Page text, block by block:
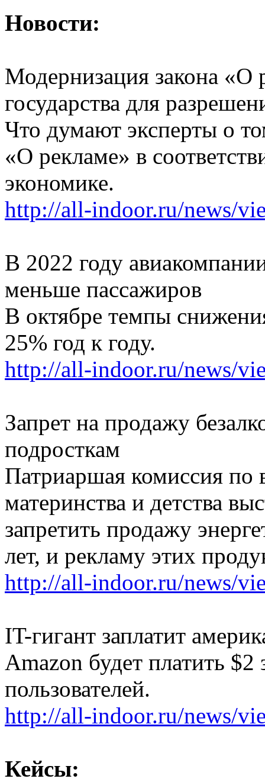
Новости:
Модернизация закона «О
государства для
Что думают эксперты о
«О рекламе» в
экономике.
http://all-indoor.ru/news/
В 2022 году
меньше пассажиров
В октябре темпы
25% год к году.
http://all-indoor.ru/news/
Запрет на продажу
подросткам
Патриаршая комиссия
материнства и детства
запретить продажу
лет, и рекламу этих
http://all-indoor.ru/news/
IT-гигант заплатит
Amazon будет платить
пользователей.
http://all-indoor.ru/news/
Кейсы: